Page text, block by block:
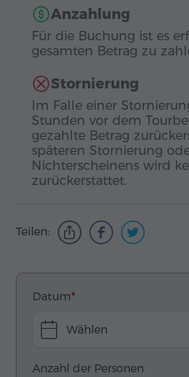
Anzahlung
Für die Buchung ist es
gesamten Betrag zu
Stornierung
Im Falle einer
Stunden vor dem
gezahlte Betrag
späteren Stornierung
Nichterscheinens wird
zurückerstattet.
Teilen:
Datum
Wählen
Anzahl der Personen